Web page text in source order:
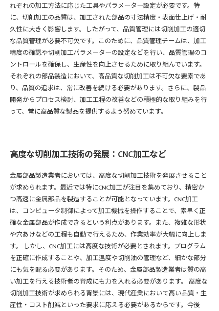
れぞれの加工方法に応じた工具やパラメーター設定が必要です。特
に、切削加工の品質は、加工された部品の寸法精度・表面仕上げ・耐
久性に大きく影響します。したがって、品質管理には切削加工の適切
な品質管理が必要不可欠です。このために、品質管理チームは、加工
精度の確認や切削加工パラメーターの設定などを行い、品質管理のコ
ントロールを確保し、生産性を向上させるために取り組んでいます。
それぞれの部品製造において、高品質な切削加工は不可欠な要素であ
り、品質の追求は、常に改善を続ける必要があります。さらに、製品
開発からプロセス検討、加工工程の改善などの積極的な取り組みを行
って、常に高品質な製品を提供するよう努めています。
高度な切削加工技術の発展：CNC加工など
金属部品製造業者においては、高度な切削加工技術を発展させること
が求められます。最近では特にCNC加工が注目を集めており、精密か
つ高速に金属部品を製造することが可能となっています。CNC加工
は、コンピュータ制御によって加工機械を操作することで、素早く正
確な金属部品が作成できるという利点があります。また、複雑な形状
や穴あけなどの工程も自動で行えるため、作業効率が大幅に向上しま
す。 しかし、CNC加工には高度な技術が必要とされます。プログラム
を正確に作成することや、加工温度や切削油の管理など、細かな部分
にも気を配る必要があります。そのため、金属部品製造業者は質の高
い加工を行える技術者の育成にも力を入れる必要があります。 高度な
切削加工技術が求められる背景には、現代産業において高い品質・生
産性・コスト削減といった要求に応える必要があるからです。今後